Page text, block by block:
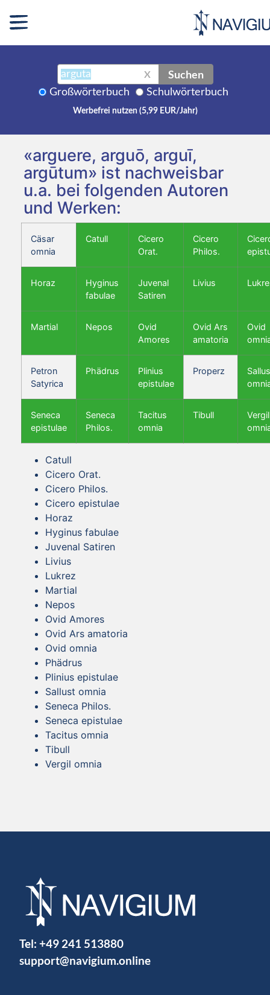
X Suchen
Großwörterbuch Schulwörterbuch
Werbefrei nutzen (5,99 EUR/Jahr)
«arguere, arguō, arguī,
argūtum» ist nachweisbar
u.a. bei folgenden Autoren
und Werken:
Cäsar
omnia
Catull
Cicero
Orat.
Cicero
Philos.
Horaz
Hyginus
fabulae
Juvenal
Satiren
Livius
Martial Nepos
Ovid
Amores
Ovid Ars
amatoria
Ovid
Petron
Satyrica
Phädrus
Plinius
epistulae
Properz
Seneca
epistulae
Seneca
Philos.
Tacitus
omnia
Tibull
Vergil
Catull
Cicero Orat.
Cicero Philos.
Cicero epistulae
Horaz
Hyginus fabulae
Juvenal Satiren
Livius
Lukrez
Martial
Nepos
Ovid Amores
Ovid Ars amatoria
Ovid omnia
Phädrus
Plinius epistulae
Sallust omnia
Seneca Philos.
Seneca epistulae
Tacitus omnia
Tibull
Vergil omnia
Tel: +49 241 513880
support@navigium.online